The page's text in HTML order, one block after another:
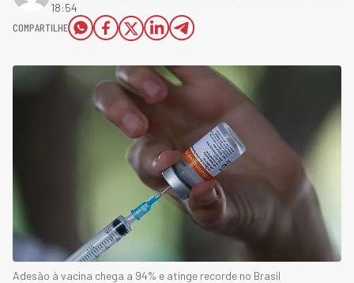
18:54
COMPARTILHE
Adesão à vacina chega a 94% e atinge recorde no Brasil